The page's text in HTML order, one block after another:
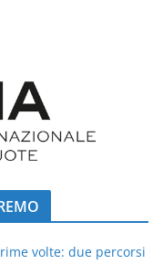
volte: due percorsi